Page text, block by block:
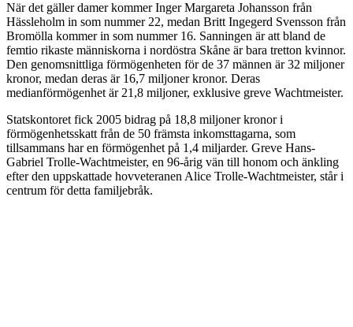
När det gäller damer kommer Inger Margareta Johansson från
Hässleholm in som nummer 22, medan Britt Ingegerd Svensson från
Bromölla kommer in som nummer 16. Sanningen är att bland de
femtio rikaste människorna i nordöstra Skåne är bara tretton kvinnor.
Den genomsnittliga förmögenheten för de 37 männen är 32 miljoner
kronor, medan deras är 16,7 miljoner kronor. Deras
medianförmögenhet är 21,8 miljoner, exklusive greve Wachtmeister.
Statskontoret fick 2005 bidrag på 18,8 miljoner kronor i
förmögenhetsskatt från de 50 främsta inkomsttagarna, som
tillsammans har en förmögenhet på 1,4 miljarder. Greve Hans-
Gabriel Trolle-Wachtmeister, en 96-årig vän till honom och änkling
efter den uppskattade hovveteranen Alice Trolle-Wachtmeister, står i
centrum för detta familjebråk.